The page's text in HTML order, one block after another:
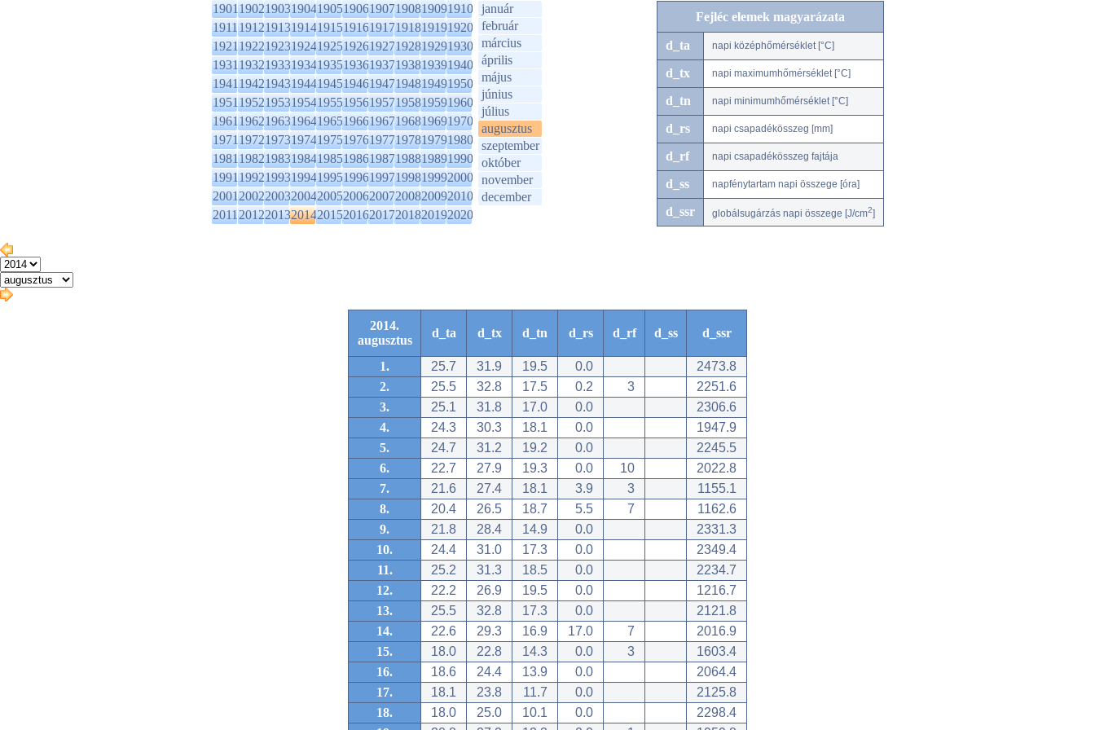
1901190219031904190519061907190819091910
1911191219131914191519161917191819191920
1921192219231924192519261927192819291930
1931193219331934193519361937193819391940
1941194219431944194519461947194819491950
1951195219531954195519561957195819591960
1961196219631964196519661967196819691970
1971197219731974197519761977197819791980
1981198219831984198519861987198819891990
1991199219931994199519961997199819992000
2001200220032004200520062007200820092010
2011201220132014201520162017201820192020
január
február
március
április
május
június
július
augusztus
szeptember
október
november
december
Fejléc elemek magyarázata
d_ta napi középhőmérséklet [°C]
d_tx napi maximumhőmérséklet [°C]
d_tn napi minimumhőmérséklet [°C]
d_rs napi csapadékösszeg [mm]
d_rf napi csapadékösszeg fajtája
d_ss napfénytartam napi összege [óra]
d_ssr globálsugárzás napi összege [J/cm2]
2014.
augusztus
d_ta d_tx d_tn d_rs d_rf d_ss d_ssr
1. 25.7 31.9 19.5 0.0
2473.8
2.
25.5 32.8 17.5 0.2 3
2251.6
3.
25.1 31.8 17.0 0.0
2306.6
4.
24.3 30.3 18.1 0.0
1947.9
5.
24.7 31.2 19.2 0.0
2245.5
6.
22.7 27.9 19.3 0.0 10
2022.8
7.
21.6 27.4 18.1 3.9 3
1155.1
8.
20.4 26.5 18.7 5.5 7
1162.6
9.
21.8 28.4 14.9 0.0
2331.3
10.
24.4 31.0 17.3 0.0
2349.4
11.
25.2 31.3 18.5 0.0
2234.7
12.
22.2 26.9 19.5 0.0
1216.7
13.
25.5 32.8 17.3 0.0
2121.8
14.
22.6 29.3 16.9 17.0 7
2016.9
15.
18.0 22.8 14.3 0.0 3
1603.4
16.
18.6 24.4 13.9 0.0
2064.4
17.
18.1 23.8 11.7 0.0
2125.8
18.
18.0 25.0 10.1 0.0
2298.4